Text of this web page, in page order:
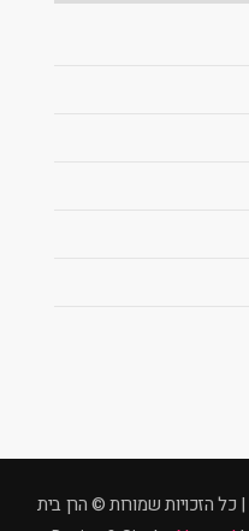
| כל הזכויות שמורות © הרן בית